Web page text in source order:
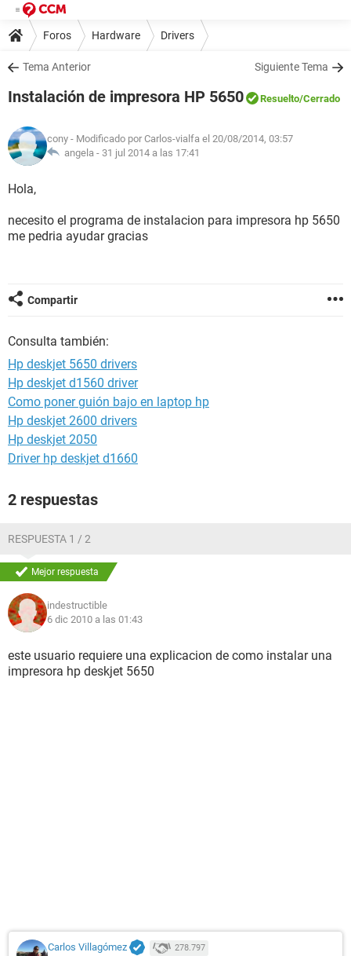
Foros Hardware Drivers
Tema Anterior Siguiente Tema
Instalación de impresora HP 5650 Resuelto/Cerrado
cony - Modificado por Carlos-vialfa el 20/08/2014, 03:57
angela - 31 jul 2014 a las 17:41
Hola,
necesito el programa de instalacion para impresora hp 5650
me pedria ayudar gracias
Compartir
Consulta también:
Hp deskjet 5650 drivers
Hp deskjet d1560 driver
Como poner guión bajo en laptop hp
Hp deskjet 2600 drivers
Hp deskjet 2050
Driver hp deskjet d1660
2 respuestas
RESPUESTA 1 / 2
Mejor respuesta
indestructible
6 dic 2010 a las 01:43
este usuario requiere una explicacion de como instalar una
impresora hp deskjet 5650
Carlos Villagómez 278.797